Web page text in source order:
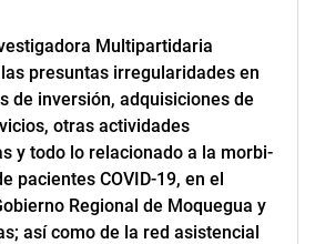
Multipartidaria
presuntas irregularidades en
de inversión, adquisiciones de
otras actividades
y todo lo relacionado a la morbi-
pacientes COVID-19, en el
Regional de Moquegua y
así como de la red asistencial